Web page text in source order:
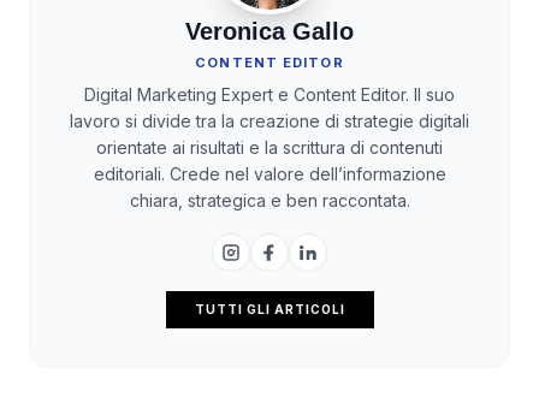
Veronica Gallo
CONTENT EDITOR
Digital Marketing Expert e Content Editor. Il suo
lavoro si divide tra la creazione di strategie digitali
orientate ai risultati e la scrittura di contenuti
editoriali. Crede nel valore dell’informazione
chiara, strategica e ben raccontata.
TUTTI GLI ARTICOLI